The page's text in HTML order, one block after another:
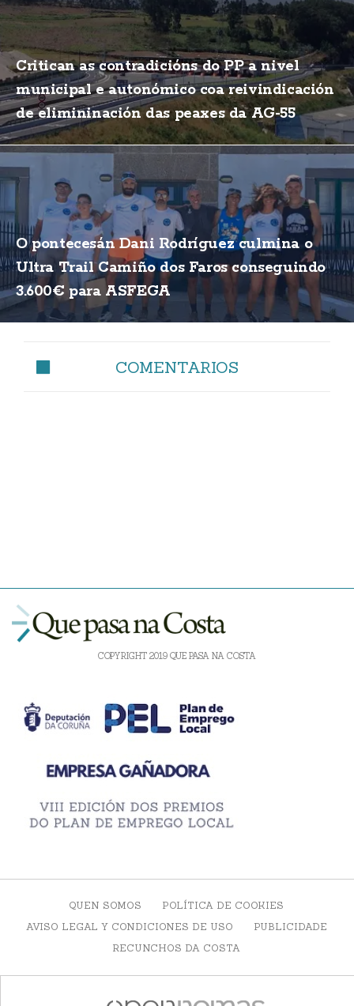
Critican as contradicións do PP a nivel
municipal e autonómico coa reivindicación
de elimininación das peaxes da AG-55
O pontecesán Dani Rodríguez culmina o
Ultra Trail Camiño dos Faros conseguindo
3.600€ para ASFEGA
COMENTARIOS
COPYRIGHT 2019 QUE PASA NA COSTA
QUEN SOMOS
POLÍTICA DE COOKIES
AVISO LEGAL Y CONDICIONES DE USO
PUBLICIDADE
RECUNCHOS DA COSTA